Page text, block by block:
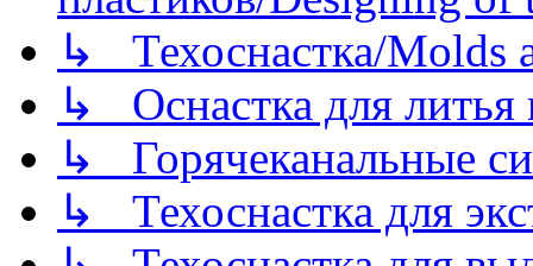
↳ Техоснастка/Molds
↳ Оснастка для литья
↳ Горячеканальные
↳ Техоснастка для